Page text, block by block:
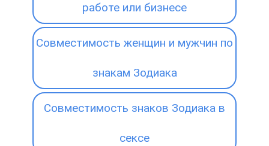
работе или бизнесе
Совместимость женщин и мужчин по
знакам Зодиака
Совместимость знаков Зодиака в
сексе